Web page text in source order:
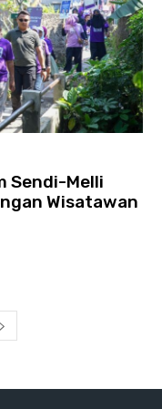
Sendi-Melli
Wisatawan